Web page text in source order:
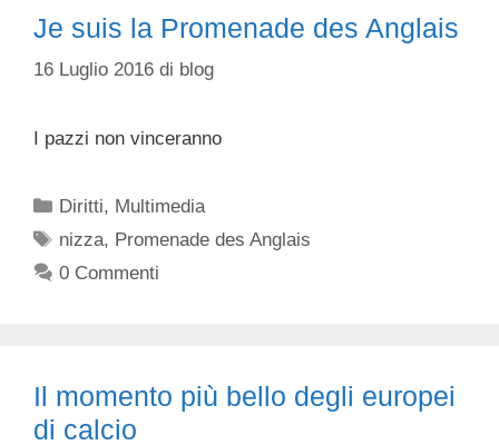
Je suis la Promenade des Anglais
16 Luglio 2016 di blog
I pazzi non vinceranno
Categorie
Diritti, Multimedia
Tag
nizza, Promenade des Anglais
0 Commenti
Il momento più bello degli europei
di calcio